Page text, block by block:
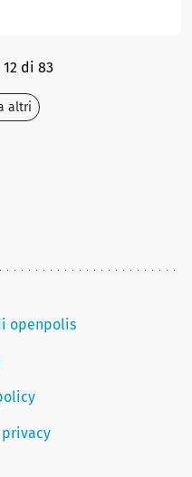
di 83
altri
openpolis
privacy